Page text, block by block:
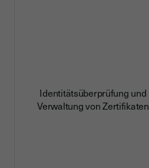
Identitätsüberprüfung und
Verwaltung von Zertifikaten